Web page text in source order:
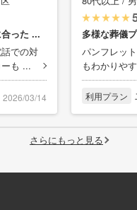
った ...
での対
も ...
2026/03/14
多様な葬儀
パンフレッ
もわかりや
利用プラン
さらにもっと見る